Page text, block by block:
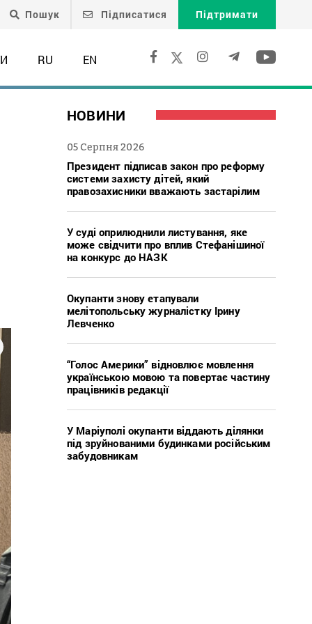
Пошук Підписатися Підтримати
RU EN
НОВИНИ
05 Серпня 2026
Президент підписав закон про реформу
системи захисту дітей, який
правозахисники вважають застарілим
У суді оприлюднили листування, яке
може свідчити про вплив Стефанішиної
на конкурс до НАЗК
Окупанти знову етапували
мелітопольську журналістку Ірину
Левченко
“Голос Америки” відновлює мовлення
українською мовою та повертає частину
працівників редакції
У Маріуполі окупанти віддають ділянки
під зруйнованими будинками російським
забудовникам